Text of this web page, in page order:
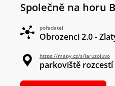
Společně na horu
pořadatel
Obrozenci 2.0 -
https://mapy.cz/s/laruzoluvo
parkoviště